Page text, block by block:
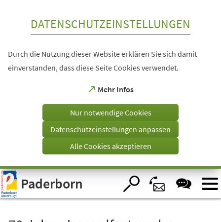
Visuelle
Assistenzsoftware
öffnen.
DATENSCHUTZEINSTELLUNGEN
Durch die Nutzung dieser Website erklären Sie sich damit
einverstanden, dass diese Seite Cookies verwendet.
Mehr Infos
(Öffnet
einem
Tab)
Nur notwendige Cookies
Datenschutzeinstellungen anpassen
Alle Cookies akzeptieren
Paderborn